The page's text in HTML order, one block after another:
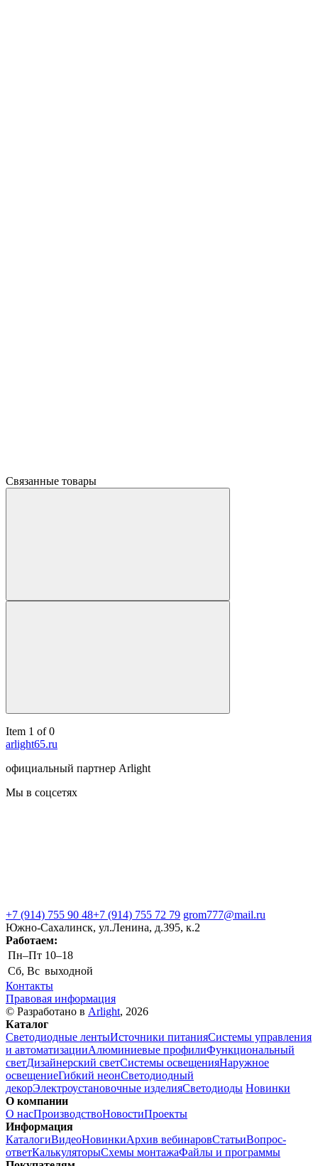
Связанные товары
Item 1 of 0
arlight65.ru
официальный партнер Arlight
Мы в соцсетях
+7 (914) 755 90 48+7 (914) 755 72 79 grom777@mail.ru
Южно-Сахалинск, ул.Ленина, д.395, к.2
Работаем:
Пн–Пт 10–18
Сб, Вс выходной
Контакты
Правовая информация
© Разработано в Arlight, 2026
Каталог
Светодиодные лентыИсточники питанияСистемы управления
и автоматизацииАлюминиевые профилиФункциональный
светДизайнерский светСистемы освещенияНаружное
освещениеГибкий неонСветодиодный
декорЭлектроустановочные изделияСветодиоды Новинки
О компании
О насПроизводствоНовостиПроекты
Информация
КаталогиВидеоНовинкиАрхив вебинаровСтатьиВопрос-
ответКалькуляторыСхемы монтажаФайлы и программы